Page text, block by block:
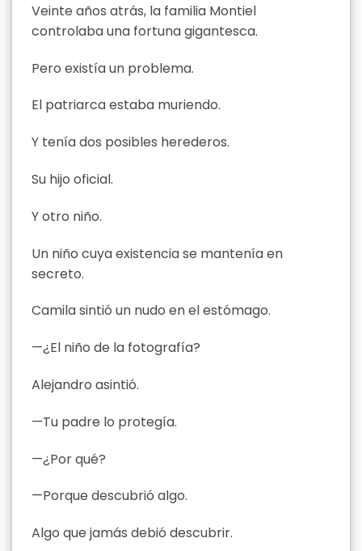
Veinte años atrás, la familia Montiel
controlaba una fortuna gigantesca.
Pero existía un problema.
El patriarca estaba muriendo.
Y tenía dos posibles herederos.
Su hijo oficial.
Y otro niño.
Un niño cuya existencia se mantenía en
secreto.
Camila sintió un nudo en el estómago.
—¿El niño de la fotografía?
Alejandro asintió.
—Tu padre lo protegía.
—¿Por qué?
—Porque descubrió algo.
Algo que jamás debió descubrir.